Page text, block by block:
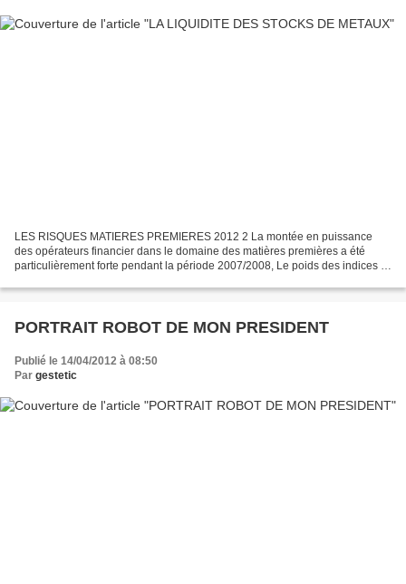
LES RISQUES MATIERES PREMIERES 2012 2 La montée en puissance
des opérateurs financier dans le domaine des matières premières a été
particulièrement forte pendant la période 2007/2008, Le poids des indices et
PORTRAIT ROBOT DE MON PRESIDENT
Publié le 14/04/2012 à 08:50
Par gestetic